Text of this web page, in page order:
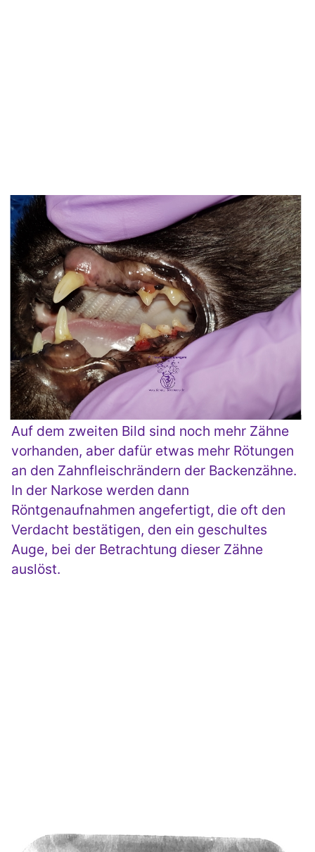
Auf dem zweiten Bild sind noch mehr Zähne
vorhanden, aber dafür etwas mehr Rötungen
an den Zahnfleischrändern der Backenzähne.
In der Narkose werden dann
Röntgenaufnahmen angefertigt, die oft den
Verdacht bestätigen, den ein geschultes
Auge, bei der Betrachtung dieser Zähne
auslöst.